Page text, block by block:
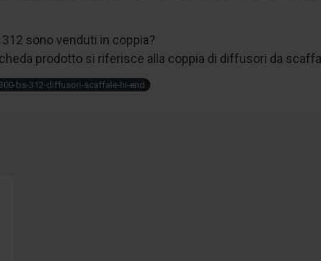
312 sono venduti in coppia?
prodotto si riferisce alla coppia di diffusori da
bs-312-diffusori-scaffale-hi-end